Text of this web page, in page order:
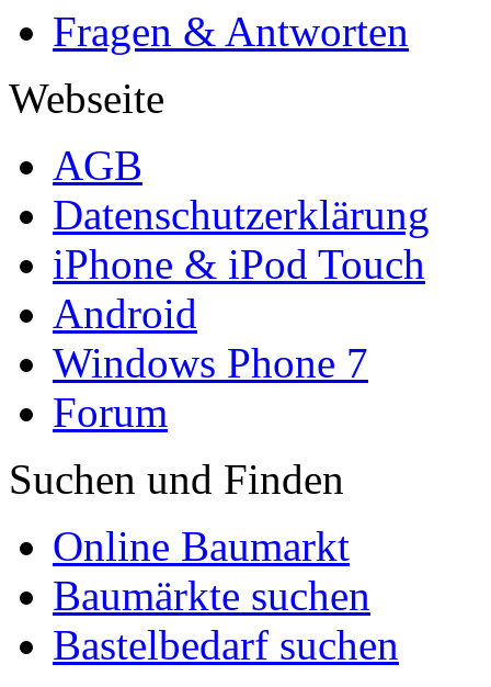
Fragen & Antworten
Webseite
AGB
Datenschutzerklärung
iPhone & iPod Touch
Android
Windows Phone 7
Forum
Suchen und Finden
Online Baumarkt
Baumärkte suchen
Bastelbedarf suchen